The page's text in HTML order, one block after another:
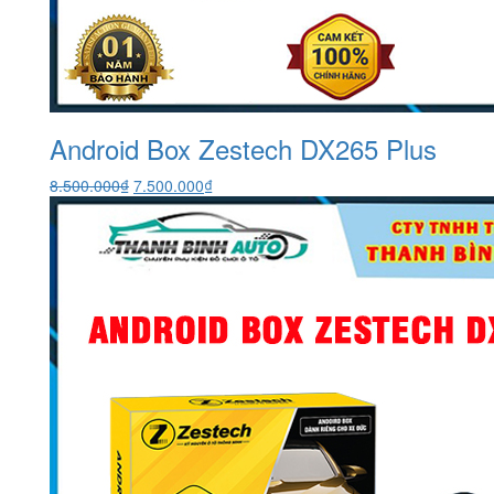
Android Box Zestech DX265 Plus
8.500.000₫ Giá
gốc
là:
8.500.000₫.
7.500.000₫Giá
hiện
tại
là: